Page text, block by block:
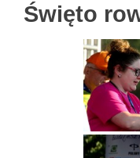
Święto